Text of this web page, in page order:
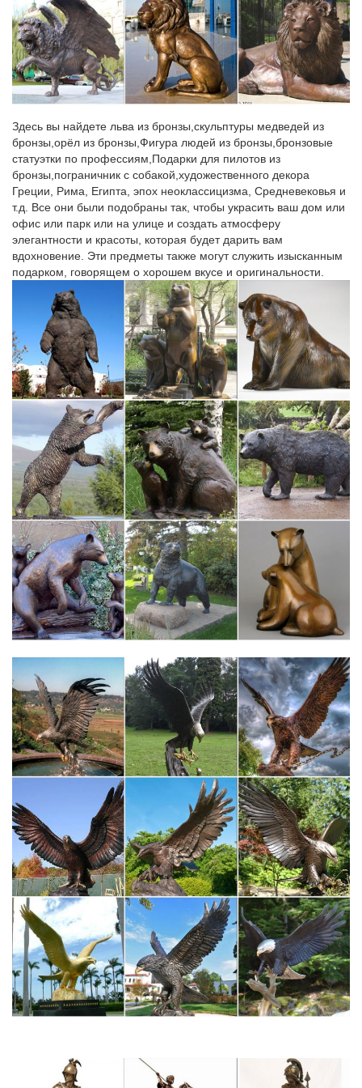
магазине Фабрика Желаний. Широкий ассортимент.
Dog Figurines – Купить Dog Figurines недорого из Китая на
AliExpress
H & D купить получить 1 на 50% (добавить 2) 1.8 дюймов
прозрачного хрусталя фигурки собаки пресс-папье ремесел
собаки Дизайн и декор Современные синий на корточках
собака статуэтки Дизайн и декор Ation …
Фигурки и статуэтки Собак купить – символ 2018 года
Фигурки и статуэтки Собаки символ 2018 года купить в Москве
с доставкой по всей России и самовывозом из магазина
Decores Flores.СОБАКА СИМВОЛ 2018 года фигурки и
статуэтки. Сначала.
Как сделать собаку своими руками? Фигурка собаки бассет
хаунд…
Новогодние собаки своими руками. Мастер-класс «Пес Мороз
из пластилина». Символ года 2018.2018 ТОП-10 видео виды
воспитание где купить дрессировка история как выбрать
клички кормление кошки лабрадор лечение мопс описание
описание породы особенности…
Купить статуэтки в интернет магазине WildBerries.ru
Большой выбор статуэтки в интернет-магазине
WildBerries.ru.Veronese Статуэтка ”Дон Кихот и Санчо Пансо” 9
180 руб. Pavone Статуэтка ”Собака” (Pavone) 1 700 руб. -9%.
RICH LINE Home Decor Статуэтка *Олень* 16 074 руб. 17 664
руб.
Статуэтки и фигурки собака Полистоун купить…
Купить Статуэтки и фигурки собака Полистоун с доставкой на
следующий день, лучшая цена на бокалы для вина Bohemia,
доставка по Москве и всей России.
Собаки из полистоуна | Каталог
Символ 2018 Собака. Фарфор новинки.Собаки из полистоуна
зачастую самый недорого вариант подарка. При этом фигурка
может быть с характером и интересной.
Статуэтки собак, купить фигурку собаки в интернет-магазине…
Интернет-магазин Lares.ru предлагает Вам купить фигурку
собаки по низким ценам.Фигурки животных и птиц. Статуэтки
собак.Их можно преподносить в качестве дара и пожеланиями
добра любому человеку, не обязательно охотнику и собачнику.
Собака своими руками: 120 фото, 15 способов как сделать
собаку
А главный символ 2018-го это собачка. И в этом мастер-классе
мы слепим новогоднюю собачку из пластилина в красном
костюмеУкрашая входную дверь, можно традиционно
использовать праздничный венок, который вы можете как
купить, так и смастерить собственноручно.
Фигурки и статуэтки – купить в интернет-магазине Dommio
Где купить фарфоровые статуэтки?Купить фигурки, купить
статуэтки и даже фарфоровые статуэтки купить в интернет
Собака – символ 2018. Цветы. да.Статуэтка напольная с
Здесь вы найдете льва из бронзы,скульптуры медведей из
бронзы,орёл из бронзы,Фигура людей из бронзы,бронзовые
статуэтки по профессиям,Подарки для пилотов из
бронзы,пограничник с собакой,художественного декора
Греции, Рима, Египта, эпох неоклассицизма, Средневековья и
т.д. Все они были подобраны так, чтобы украсить ваш дом или
офис или парк или на улице и создать атмосферу
элегантности и красоты, которая будет дарить вам
вдохновение. Эти предметы также могут служить изысканным
подарком, говорящем о хорошем вкусе и оригинальности.